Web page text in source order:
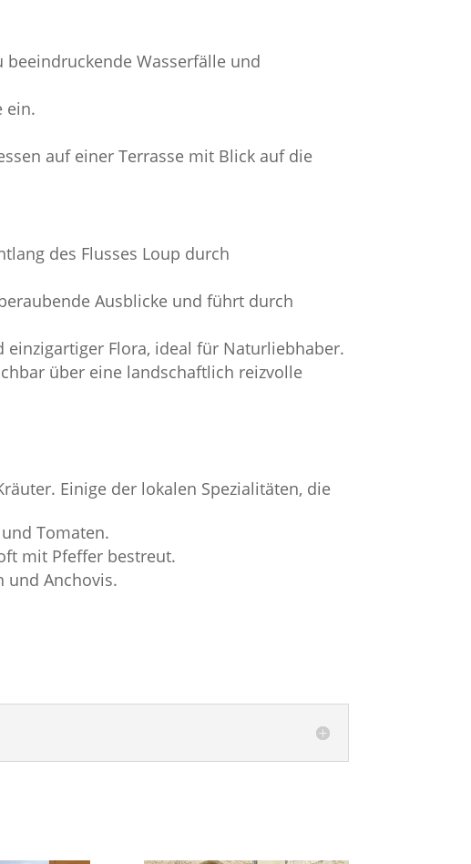
beeindruckende Wasserfälle und
ein.
auf einer Terrasse mit Blick auf die
des Flusses Loup durch
Ausblicke und führt durch
Flora, ideal für Naturliebhaber.
über eine landschaftlich reizvolle
Einige der lokalen Spezialitäten, die
Tomaten.
mit Pfeffer bestreut.
und Anchovis.